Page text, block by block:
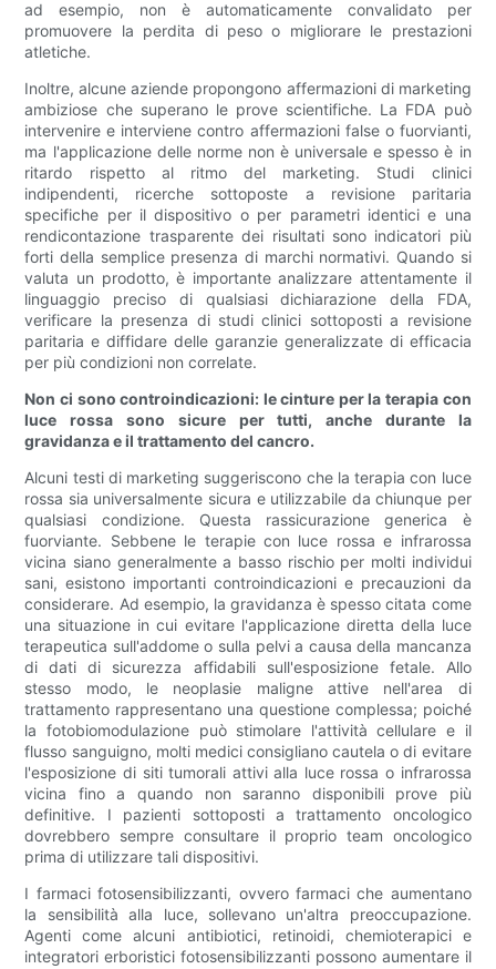
ad esempio, non è automaticamente convalidato per
promuovere la perdita di peso o migliorare le prestazioni
atletiche.
Inoltre, alcune aziende propongono affermazioni di marketing
ambiziose che superano le prove scientifiche. La FDA può
intervenire e interviene contro affermazioni false o fuorvianti,
ma l'applicazione delle norme non è universale e spesso è in
ritardo rispetto al ritmo del marketing. Studi clinici
indipendenti, ricerche sottoposte a revisione paritaria
specifiche per il dispositivo o per parametri identici e una
rendicontazione trasparente dei risultati sono indicatori più
forti della semplice presenza di marchi normativi. Quando si
valuta un prodotto, è importante analizzare attentamente il
linguaggio preciso di qualsiasi dichiarazione della FDA,
verificare la presenza di studi clinici sottoposti a revisione
paritaria e diffidare delle garanzie generalizzate di efficacia
per più condizioni non correlate.
Non ci sono controindicazioni: le cinture per la terapia con
luce rossa sono sicure per tutti, anche durante la
gravidanza e il trattamento del cancro.
Alcuni testi di marketing suggeriscono che la terapia con luce
rossa sia universalmente sicura e utilizzabile da chiunque per
qualsiasi condizione. Questa rassicurazione generica è
fuorviante. Sebbene le terapie con luce rossa e infrarossa
vicina siano generalmente a basso rischio per molti individui
sani, esistono importanti controindicazioni e precauzioni da
considerare. Ad esempio, la gravidanza è spesso citata come
una situazione in cui evitare l'applicazione diretta della luce
terapeutica sull'addome o sulla pelvi a causa della mancanza
di dati di sicurezza affidabili sull'esposizione fetale. Allo
stesso modo, le neoplasie maligne attive nell'area di
trattamento rappresentano una questione complessa; poiché
la fotobiomodulazione può stimolare l'attività cellulare e il
flusso sanguigno, molti medici consigliano cautela o di evitare
l'esposizione di siti tumorali attivi alla luce rossa o infrarossa
vicina fino a quando non saranno disponibili prove più
definitive. I pazienti sottoposti a trattamento oncologico
dovrebbero sempre consultare il proprio team oncologico
prima di utilizzare tali dispositivi.
I farmaci fotosensibilizzanti, ovvero farmaci che aumentano
la sensibilità alla luce, sollevano un'altra preoccupazione.
Agenti come alcuni antibiotici, retinoidi, chemioterapici e
integratori erboristici fotosensibilizzanti possono aumentare il